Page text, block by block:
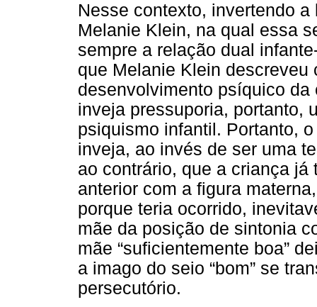
Nesse contexto, invertendo
Melanie Klein, na qual essa
sempre a relação dual
que Melanie Klein
desenvolvimento psíquico
inveja pressuporia, portanto,
psiquismo infantil. Portanto,
inveja, ao invés de ser uma
ao contrário, que a criança já
anterior com a figura
porque teria ocorrido,
mãe da posição de sintonia
mãe “suficientemente boa”
a imago do seio “bom” se
persecutório.